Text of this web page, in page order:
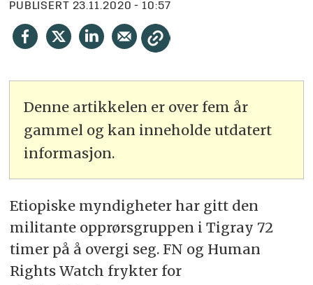
PUBLISERT 23.11.2020 - 10:57
Denne artikkelen er over fem år
gammel og kan inneholde utdatert
informasjon.
Etiopiske myndigheter har gitt den
militante opprørsgruppen i Tigray 72
timer på å overgi seg. FN og Human
Rights Watch frykter for